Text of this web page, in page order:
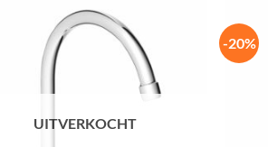
UITVERKOCHT
-20%